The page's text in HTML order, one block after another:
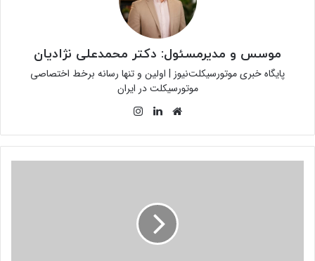
موسس و مدیرمسئول: دکتر محمدعلی نژادیان
پایگاه خبری موتورسیکلت‌نیوز | اولین و تنها رسانه برخط اختصاصی
موتورسیکلت در ایران
وبسایتلینکدین